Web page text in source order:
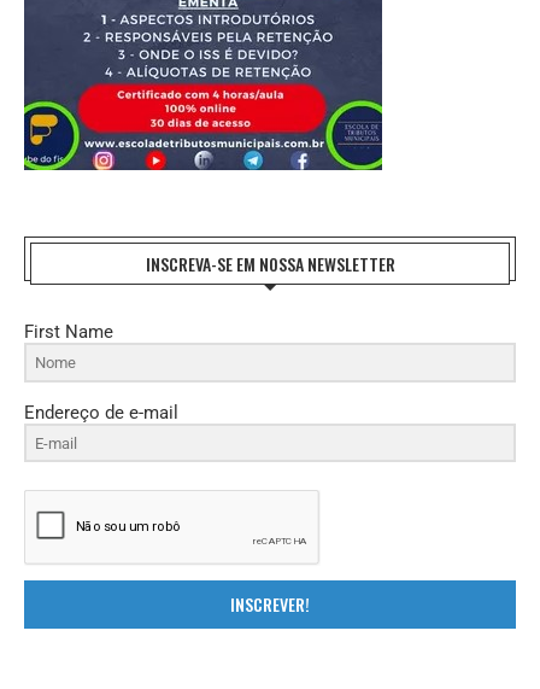
INSCREVA-SE EM NOSSA NEWSLETTER
First Name
Endereço de e-mail
INSCREVER!